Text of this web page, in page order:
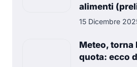
alimenti
15 Dicembre
Meteo, torna
quota: ecco